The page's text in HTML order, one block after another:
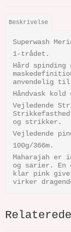
Beskrivelse
Superwash
1-trådet.
Hård spinding
anvendelig
Håndvask
Vejledende
og strikker.
Vejledende
100g/366m.
Maharajah er
og sarier. En
klar pink
virker